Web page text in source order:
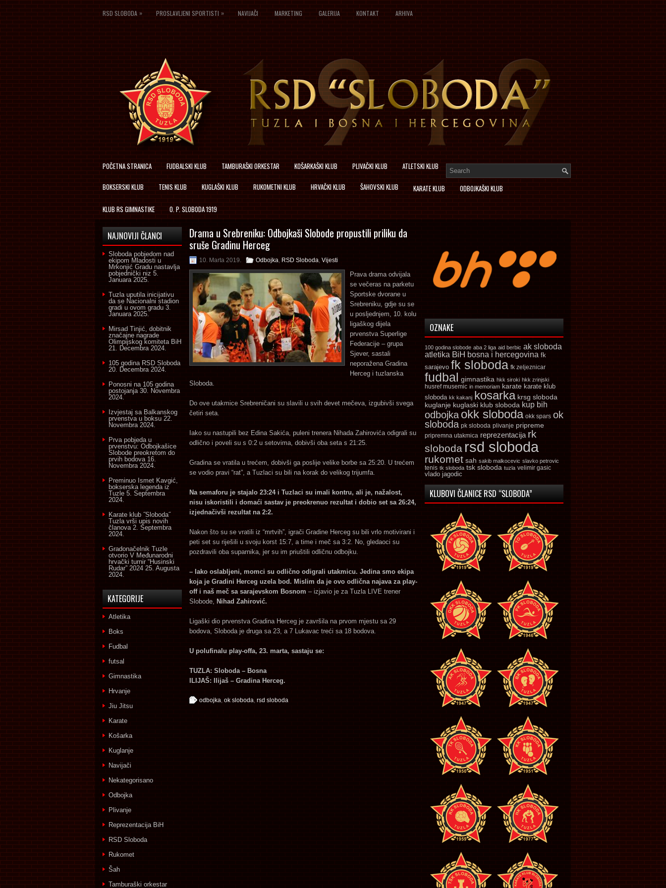
RSD SLOBODA » PROSLAVLJENI SPORTISTI » NAVIJAČI MARKETING GALERIJA KONTAKT ARHIVA
POČETNA STRANICA FUDBALSKI KLUB TAMBURAŠKI ORKESTAR KOŠARKAŠKI KLUB PLIVAČKI KLUB ATLETSKI KLUB
BOKSERSKI KLUB TENIS KLUB KUGLAŠKI KLUB RUKOMETNI KLUB HRVAČKI KLUB ŠAHOVSKI KLUB KARATE KLUB ODBOJKAŠKI KLUB
KLUB RS GIMNASTIKE O. P. SLOBODA 1919
Drama u Srebreniku: Odbojkaši Slobode propustili priliku da
sruše Gradinu Herceg
10. Marta 2019. Odbojka, RSD Sloboda, Vijesti
Prava drama odvijala
se večeras na parketu
Sportske dvorane u
Srebreniku, gdje su se
u posljednjem, 10. kolu
ligaškog dijela
prvenstva Superlige
Federacije – grupa
Sjever, sastali
neporažena Gradina
Herceg i tuzlanska
Sloboda.
Do ove utakmice Srebreničani su slavili u svih devet mečeva, izgubivši svega
četiri seta.
Iako su nastupili bez Edina Sakića, puleni trenera Nihada Zahirovića odigrali su
odlično i poveli su s 0:2 u setovima, dobivši oba seta s 21:25.
Gradina se vratila u trećem, dobivši ga poslije velike borbe sa 25:20. U trećem
se vodio pravi “rat”, a Tuzlaci su bili na korak do velikog trijumfa.
Na semaforu je stajalo 23:24 i Tuzlaci su imali kontru, ali je, nažalost,
nisu iskoristili i domaći sastav je preokrenuo rezultat i dobio set sa 26:24,
izjednačivši rezultat na 2:2.
Nakon što su se vratili iz “mrtvih”, igrači Gradine Herceg su bili vrlo motivirani i
peti set su riješili u svoju korst 15:7, a time i meč sa 3:2. No, gledaoci su
pozdravili oba suparnika, jer su im priuštili odličnu odbojku.
– Iako oslabljeni, momci su odlično odigrali utakmicu. Jedina smo ekipa
koja je Gradini Herceg uzela bod. Mislim da je ovo odlična najava za play-
off i naš meč sa sarajevskom Bosnom – izjavio je za Tuzla LIVE trener
Slobode, Nihad Zahirović.
Ligaški dio prvenstva Gradina Herceg je završila na prvom mjestu sa 29
bodova, Sloboda je druga sa 23, a 7 Lukavac treći sa 18 bodova.
U polufinalu play-offa, 23. marta, sastaju se:
TUZLA: Sloboda – Bosna
ILIJAŠ: Ilijaš – Gradina Herceg.
odbojka, ok sloboda, rsd sloboda
NAJNOVIJI ČLANCI
Sloboda pobjedom nad
ekipom Mladosti u
Mrkonjić Gradu nastavlja
pobjednički niz 5.
Januara 2025.
Tuzla uputila inicijativu
da se Nacionalni stadion
gradi u ovom gradu 3.
Januara 2025.
Mirsad Tinjić, dobitnik
značajne nagrade
Olimpijskog komiteta BiH
21. Decembra 2024.
105 godina RSD Sloboda
20. Decembra 2024.
Ponosni na 105 godina
postojanja 30. Novembra
2024.
Izvjestaj sa Balkanskog
prvenstva u boksu 22.
Novembra 2024.
Prva pobjeda u
prvenstvu: Odbojkašice
Slobode preokretom do
prvih bodova 16.
Novembra 2024.
Preminuo Ismet Kavgić,
bokserska legenda iz
Tuzle 5. Septembra
2024.
Karate klub ˝Sloboda˝
Tuzla vrši upis novih
članova 2. Septembra
2024.
Gradonačelnik Tuzle
otvorio V Međunarodni
hrvački turnir “Husinski
Rudar” 2024 25. Augusta
2024.
KATEGORIJE
Atletika
Boks
Fudbal
futsal
Gimnastika
Hrvanje
Jiu Jitsu
Karate
Košarka
Kuglanje
Navijači
Nekategorisano
Odbojka
Plivanje
Reprezentacija BiH
RSD Sloboda
Rukomet
Šah
Tamburaški orkestar
OZNAKE
100 godina slobode aba 2 liga aid berbic ak sloboda
atletika BiH bosna i hercegovina fk
sarajevo fk sloboda fk zeljeznicar
fudbal gimnastika hkk siroki hkk zrinjski
husref musemic in memoriam karate karate klub
sloboda kk kakanj kosarka krsg sloboda
kuglanje kuglaski klub sloboda kup bih
odbojka okk sloboda okk spars ok
sloboda pk sloboda plivanje pripreme
pripremna utakmica reprezentacija rk
sloboda rsd sloboda
rukomet sah sakib malkocevic slavko petrovic
tenis tk sloboda tsk sloboda tuzla velimir gasic
vlado jagodic
KLUBOVI ČLANICE RSD “SLOBODA”